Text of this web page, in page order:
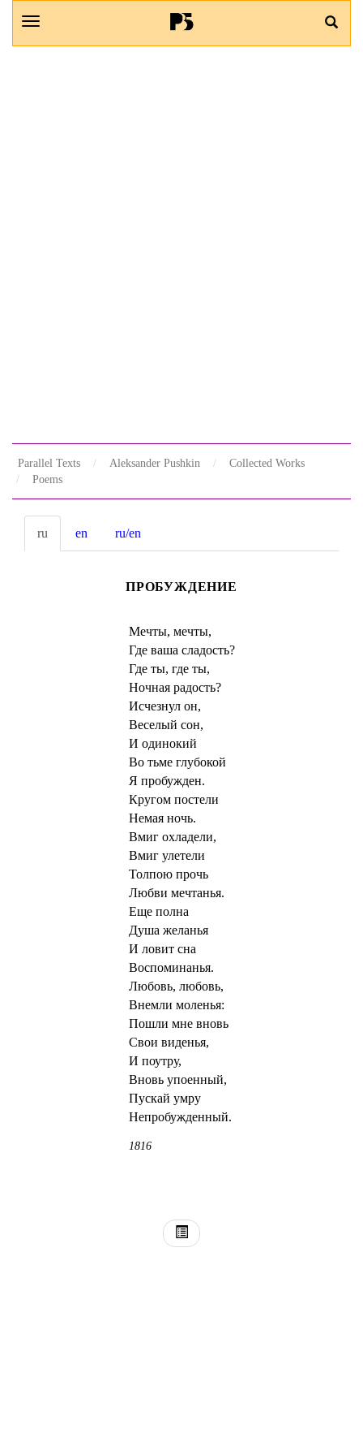
Parallel Texts Aleksander Pushkin
Collected Works
Poems
ru en ru/en
ПРОБУЖДЕНИЕ
Мечты, мечты,
Где ваша сладость?
Где ты, где ты,
Ночная радость?
Исчезнул он,
Веселый сон,
И одинокий
Во тьме глубокой
Я пробужден.
Кругом постели
Немая ночь.
Вмиг охладели,
Вмиг улетели
Толпою прочь
Любви мечтанья.
Еще полна
Душа желанья
И ловит сна
Воспоминанья.
Любовь, любовь,
Внемли моленья:
Пошли мне вновь
Свои виденья,
И поутру,
Вновь упоенный,
Пускай умру
Непробужденный.
1816